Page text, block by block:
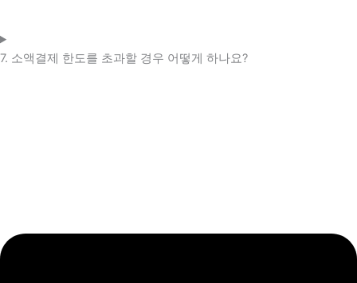
7. 소액결제 한도를 초과할 경우 어떻게 하나요?